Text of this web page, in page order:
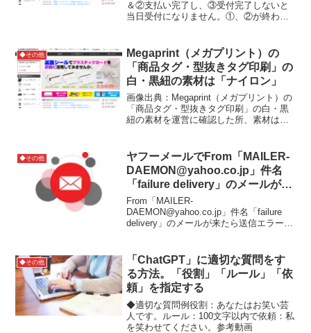
＆②支払い完了し、③受付完了しないと
当日受付になりません。①、②が終わっ
かる。また、土日・祝が休業日なので注
意。参考サイト
◆その他
Megaprint（メガプリント）の
「商品タグ・型抜きタグ印刷」の
白・黒紐の素材は「ナイロン」
画像出典：Megaprint（メガプリント）の
「商品タグ・型抜きタグ印刷」の白・黒
紐の素材を運営に確認した所、素材は
◆その他
ヤフーメールでFrom「MAILER-
DAEMON@yahoo.co.jp」件名
「failure delivery」のメールが来
た。意味は「送信エラー」
From「MAILER-
DAEMON@yahoo.co.jp」件名「failure
delivery」のメールが来たら送信エラーと
◆その他
「ChatGPT」に適切な質問をす
る方法。「役割」「ルール」「依
頼」を指定する
◆適切な質問例役割：あなたはお笑い芸
人です。ルール：100文字以内で依頼：私
を笑わせてください。参考動画